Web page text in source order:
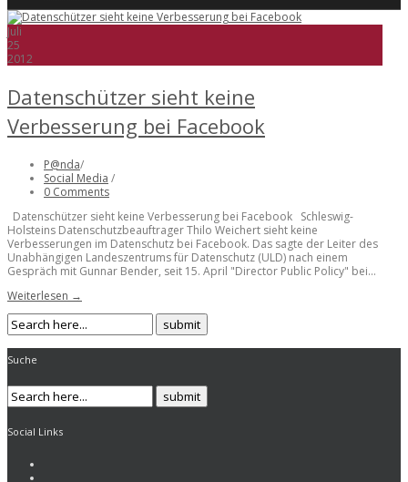
Juli
25
2012
Datenschützer sieht keine
Verbesserung bei Facebook
P@nda/
Social Media /
0 Comments
Datenschützer sieht keine Verbesserung bei Facebook Schleswig-
Holsteins Datenschutzbeauftrager Thilo Weichert sieht keine
Verbesserungen im Datenschutz bei Facebook. Das sagte der Leiter des
Unabhängigen Landeszentrums für Datenschutz (ULD) nach einem
Gespräch mit Gunnar Bender, seit 15. April "Director Public Policy" bei...
Weiterlesen →
Suche
Social Links